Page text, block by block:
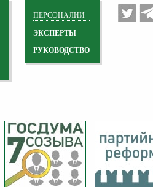
ПЕРСОНАЛИИ
ЭКСПЕРТЫ
РУКОВОДСТВО